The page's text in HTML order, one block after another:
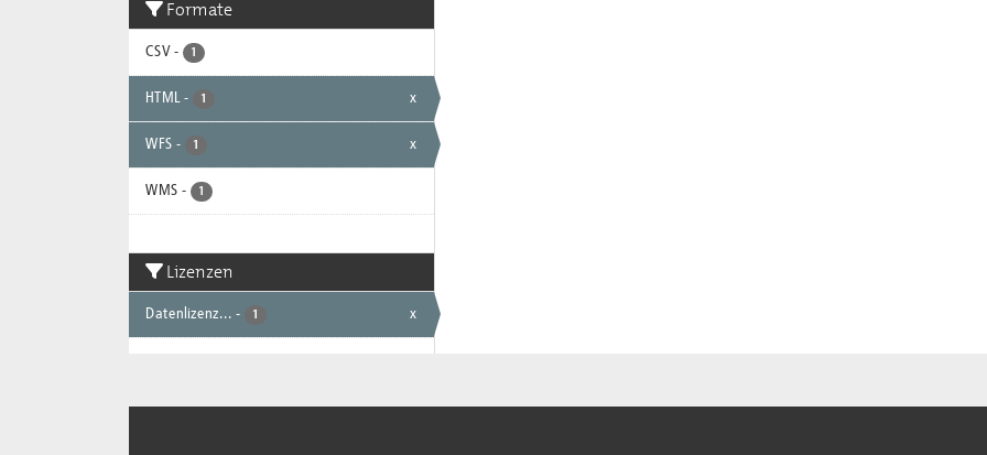
Formate
CSV - 1
HTML - 1 x
WFS - 1 x
WMS - 1
Lizenzen
Datenlizenz... - 1 x